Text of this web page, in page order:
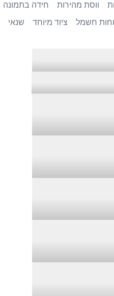
ווסת מהירות
חידה בתמונה
חשמל ציוד מיוחד שנאי